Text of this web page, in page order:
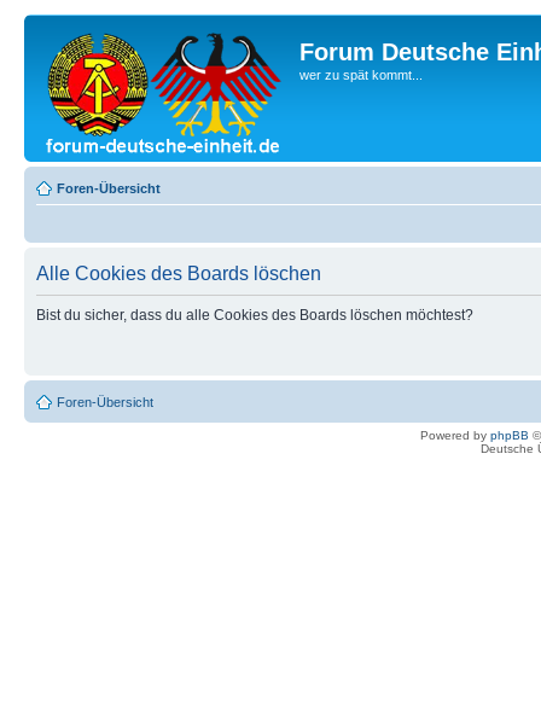
Forum Deutsche
wer zu spät kommt...
Foren-Übersicht
Alle Cookies des Boards löschen
Bist du sicher, dass du alle Cookies des Boards löschen möchtest?
Foren-Übersicht
Powered by phpBB
Deutsche